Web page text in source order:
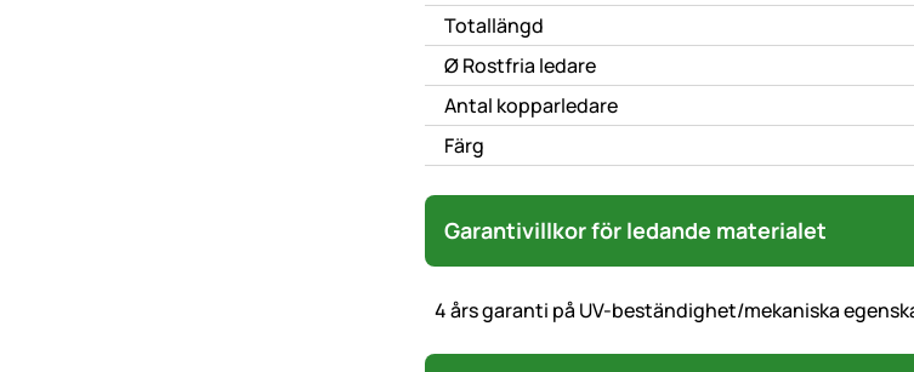
Totallängd
Ø Rostfria ledare
Antal kopparledare
Färg
Garantivillkor för ledande materialet
4 års garanti på UV-beständighet/mekaniska